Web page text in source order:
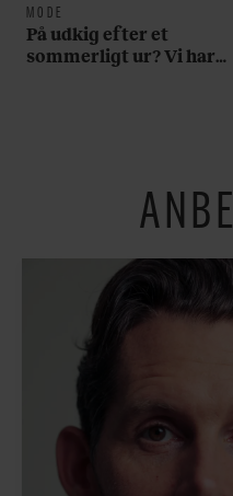
MODE
På udkig efter et
sommerligt ur? Vi har